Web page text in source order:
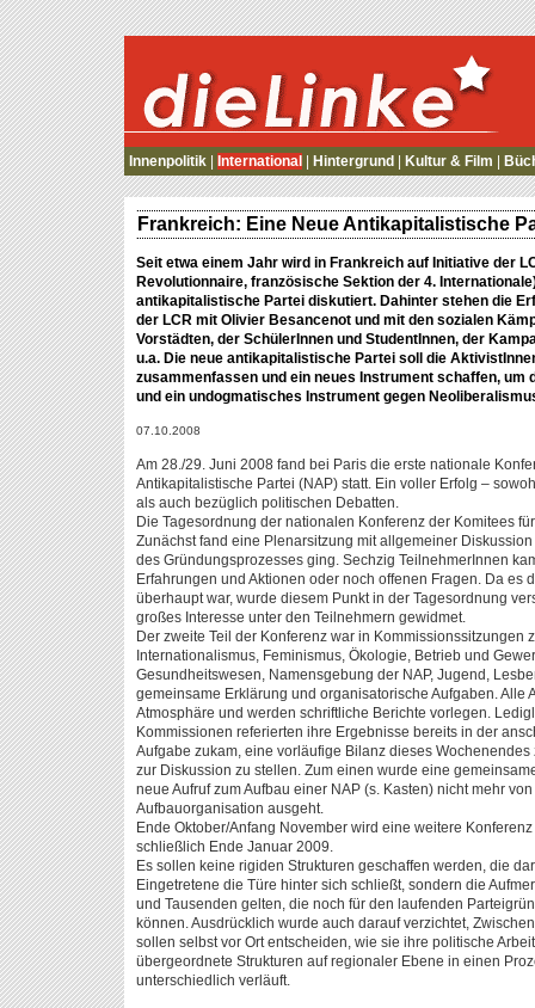
die Linke
Innenpolitik International Hintergrund Kultur & Film
Frankreich: Eine Neue Antikapitalistische
Seit etwa einem Jahr wird in Frankreich auf Initiative der
Revolutionnaire, französische Sektion der 4.
antikapitalistische Partei diskutiert. Dahinter stehen die
der LCR mit Olivier Besancenot und mit den sozialen
Vorstädten, der SchülerInnen und StudentInnen, der
u.a. Die neue antikapitalistische Partei soll die
zusammenfassen und ein neues Instrument schaffen, um
und ein undogmatisches Instrument gegen
07.10.2008
Am 28./29. Juni 2008 fand bei Paris die erste nationale
Antikapitalistische Partei (NAP) statt. Ein voller Erfolg –
als auch bezüglich politischen Debatten.
Die Tagesordnung der nationalen Konferenz der Komitees
Zunächst fand eine Plenarsitzung mit allgemeiner
des Gründungsprozesses ging. Sechzig TeilnehmerInnen
Erfahrungen und Aktionen oder noch offenen Fragen. Da es
überhaupt war, wurde diesem Punkt in der Tagesordnung
großes Interesse unter den Teilnehmern gewidmet.
Der zweite Teil der Konferenz war in Kommissionssitzungen
Internationalismus, Feminismus, Ökologie, Betrieb und
Gesundheitswesen, Namensgebung der NAP, Jugend,
gemeinsame Erklärung und organisatorische Aufgaben. Alle
Atmosphäre und werden schriftliche Berichte vorlegen.
Kommissionen referierten ihre Ergebnisse bereits in der
Aufgabe zukam, eine vorläufige Bilanz dieses
zur Diskussion zu stellen. Zum einen wurde eine
neue Aufruf zum Aufbau einer NAP (s. Kasten) nicht mehr
Aufbauorganisation ausgeht.
Ende Oktober/Anfang November wird eine weitere
schließlich Ende Januar 2009.
Es sollen keine rigiden Strukturen geschaffen werden, die
Eingetretene die Türe hinter sich schließt, sondern die
und Tausenden gelten, die noch für den laufenden
können. Ausdrücklich wurde auch darauf verzichtet,
sollen selbst vor Ort entscheiden, wie sie ihre politische
übergeordnete Strukturen auf regionaler Ebene in einen
unterschiedlich verläuft.